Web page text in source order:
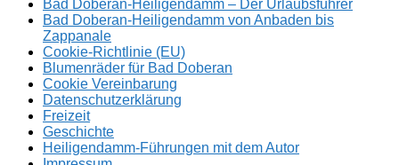
Bad Doberan-Heiligendamm – Der Urlaubsführer
Bad Doberan-Heiligendamm von Anbaden bis
Zappanale
Cookie-Richtlinie (EU)
Blumenräder für Bad Doberan
Cookie Vereinbarung
Datenschutzerklärung
Freizeit
Geschichte
Heiligendamm-Führungen mit dem Autor